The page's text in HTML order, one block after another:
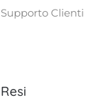
Supporto Clienti
Resi